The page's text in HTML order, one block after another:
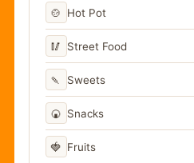
🍲 Hot Pot
🥢 Street Food
🍡 Sweets
🍘 Snacks
🍓 Fruits